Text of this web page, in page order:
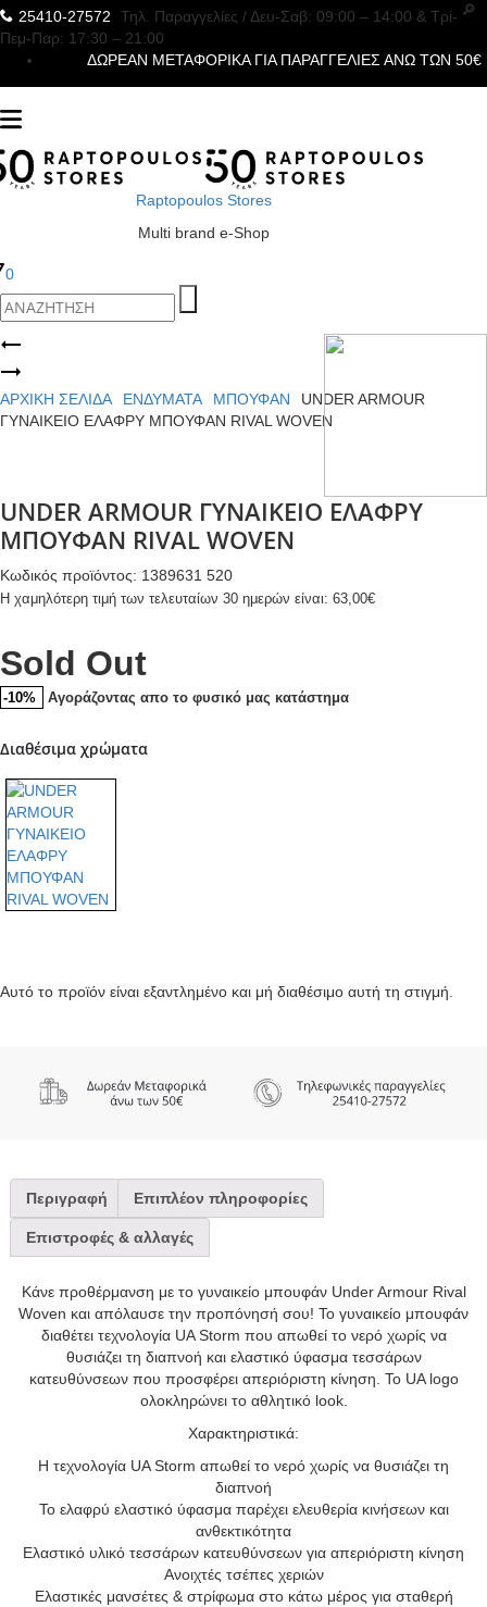
25410-27572 Τηλ. Παραγγελίες / Δευ-Σαβ: 09:00 – 14:00 & Τρi-
Πεμ-Παρ: 17:30 – 21:00
ΔΩΡΕΑΝ ΜΕΤΑΦΟΡΙΚΑ ΓΙΑ ΠΑΡΑΓΓΕΛΙΕΣ ΑΝΩ ΤΩΝ 50€
Raptopoulos Stores
Multi brand e-Shop
0
Product
navigation
T-
SHIRT
UNDER
ARMOUR
ΓΥΝΑΙΚΕΙΟ
ΑΡΧΙΚΉ ΣΕΛΊΔΑ ΕΝΔΥΜΑΤΑ ΜΠΟΥΦΑΝ
UNDER ARMOUR
ΓΥΝΑΙΚΕΙΟ ΕΛΑΦΡΥ ΜΠΟΥΦΑΝ RIVAL WOVEN
UNDER ARMOUR ΓΥΝΑΙΚΕΙΟ ΕΛΑΦΡΥ
ΜΠΟΥΦΑΝ RIVAL WOVEN
Κωδικός προϊόντος: 1389631 520
Η χαμηλότερη τιμή των τελευταίων 30 ημερών είναι: 63,00€
Sold Out
-10% Αγοράζοντας απο το φυσικό μας κατάστημα
Διαθέσιμα χρώματα
Αυτό το προϊόν είναι εξαντλημένο και μή διαθέσιμο αυτή τη στιγμή.
Περιγραφή Επιπλέον πληροφορίες
Επιστροφές & αλλαγές
Κάνε προθέρμανση με το γυναικείο μπουφάν Under Armour Rival
Woven και απόλαυσε την προπόνησή σου! Το γυναικείο μπουφάν
διαθέτει τεχνολογία UA Storm που απωθεί το νερό χωρίς να
θυσιάζει τη διαπνοή και ελαστικό ύφασμα τεσσάρων
κατευθύνσεων που προσφέρει απεριόριστη κίνηση. Το UA logo
ολοκληρώνει το αθλητικό look.
Χαρακτηριστικά:
Η τεχνολογία UA Storm απωθεί το νερό χωρίς να θυσιάζει τη
διαπνοή
Το ελαφρύ ελαστικό ύφασμα παρέχει ελευθερία κινήσεων και
ανθεκτικότητα
Ελαστικό υλικό τεσσάρων κατευθύνσεων για απεριόριστη κίνηση
Ανοιχτές τσέπες χεριών
Ελαστικές μανσέτες & στρίφωμα στο κάτω μέρος για σταθερή